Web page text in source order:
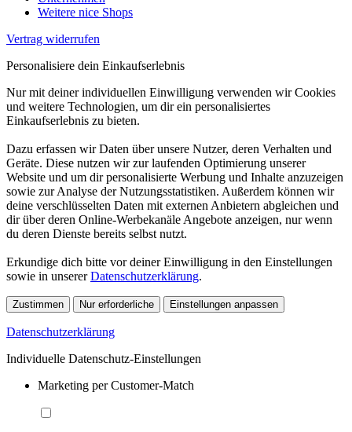
Weitere nice Shops
Vertrag widerrufen
Personalisiere dein Einkaufserlebnis
Nur mit deiner individuellen Einwilligung verwenden wir Cookies
und weitere Technologien, um dir ein personalisiertes
Einkaufserlebnis zu bieten.
Dazu erfassen wir Daten über unsere Nutzer, deren Verhalten und
Geräte. Diese nutzen wir zur laufenden Optimierung unserer
Website und um dir personalisierte Werbung und Inhalte anzuzeigen
sowie zur Analyse der Nutzungsstatistiken. Außerdem können wir
deine verschlüsselten Daten mit externen Anbietern abgleichen und
dir über deren Online-Werbekanäle Angebote anzeigen, nur wenn
du deren Dienste bereits selbst nutzt.
Erkundige dich bitte vor deiner Einwilligung in den Einstellungen
sowie in unsererDatenschutzerklärung.
Zustimmen Nur erforderliche Einstellungen anpassen
Datenschutzerklärung
Individuelle Datenschutz-Einstellungen
Marketing per Customer-Match